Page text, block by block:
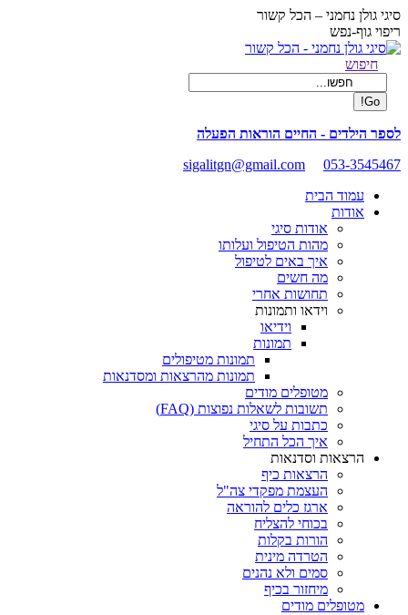
Skip
to
content
סיגי גולן נחמני – הכל קשור
ריפוי גוף-נפש
Facebook
opens
new
window
Search:
חיפוש
לספר הילדים - החיים הוראות הפעלה
sigalitgn@gmail.com
053-3545467
עמוד הבית
אודות
אודות סיגי
מהות הטיפול ועלותו
איך באים לטיפול
מה חשים
תחושות אחרי
וידאו ותמונות
וידיאו
תמונות
תמונות מטיפולים
תמונות מהרצאות ומסדנאות
מטופלים מודים
תשובות לשאלות נפוצות (FAQ)
כתבות על סיגי
איך הכל התחיל
הרצאות וסדנאות
הרצאות כיף
העצמת מפקדי צה"ל
ארגז כלים להוראה
בכוחי להצליח
הורות בקלות
הטרדה מינית
סמים ולא נהנים
מיחזור בכיף
מטופלים מודים